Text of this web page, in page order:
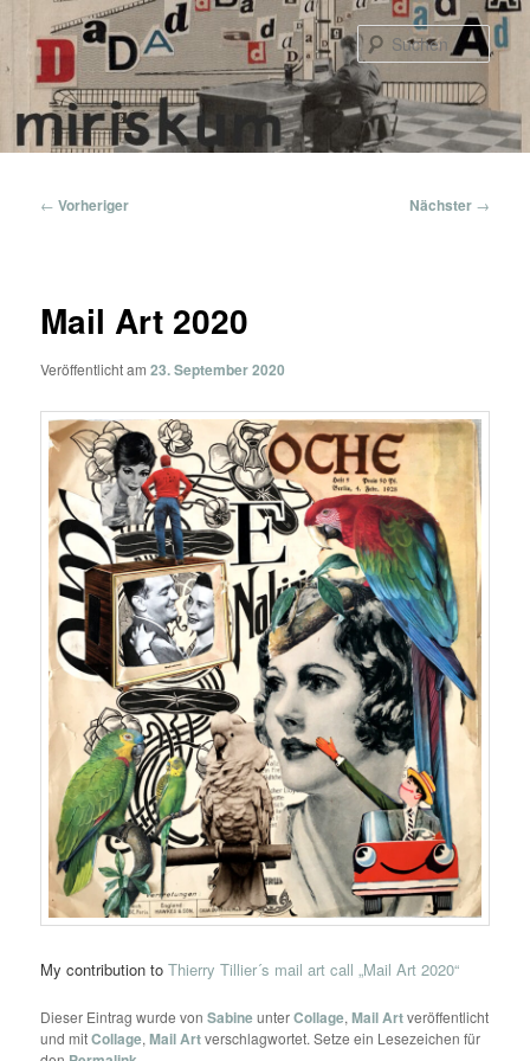
primären
Inhalt
springen
Beitragsnavigation
← Vorheriger Nächster →
Mail Art 2020
Veröffentlicht am23. September 2020
My contribution toThierry Tillier´s mail art call „Mail Art 2020“
Dieser Eintrag wurde vonSabineunterCollage,Mail Artveröffentlicht
und mitCollage,Mail Artverschlagwortet. Setze ein Lesezeichen für